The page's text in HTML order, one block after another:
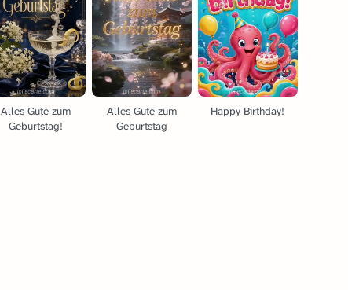
Alles Gute zum
Geburtstag!
Alles Gute zum
Geburtstag
Happy Birthday!